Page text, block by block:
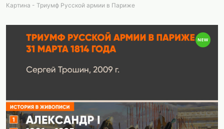
Картина - Триумф Русской армии в Париже